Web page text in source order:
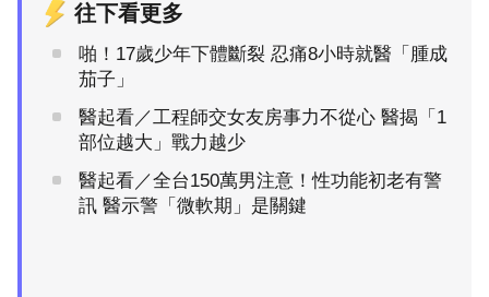
往下看更多
啪！17歲少年下體斷裂 忍痛8小時就醫「腫成
茄子」
醫起看／工程師交女友房事力不從心 醫揭「1
部位越大」戰力越少
醫起看／全台150萬男注意！性功能初老有警
訊 醫示警「微軟期」是關鍵